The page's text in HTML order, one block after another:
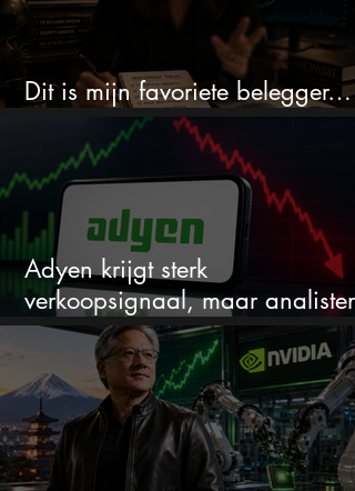
Dit is mijn favoriete belegger…
en het is niet Warren Buffett
Adyen krijgt sterk
verkoopsignaal, maar analisten
zien juist een koopkans